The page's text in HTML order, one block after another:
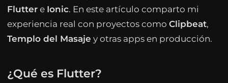
Fluttere Ionic. En este artículo comparto mi
experiencia real con proyectos como Clipbeat,
Templo del Masaje y otras apps en producción.
¿Qué es Flutter?